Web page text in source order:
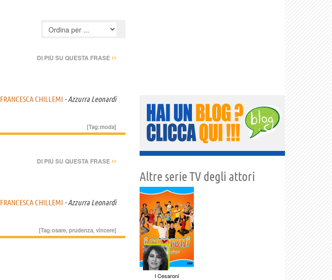
DI PIÙ SU QUESTA FRASE ››
FRANCESCA CHILLEMI - Azzurra Leonardi
[Tag:moda]
DI PIÙ SU QUESTA FRASE ››
FRANCESCA CHILLEMI - Azzurra Leonardi
[Tag:osare,prudenza,vincere]
Altre serie TV degli attori
I Cesaroni